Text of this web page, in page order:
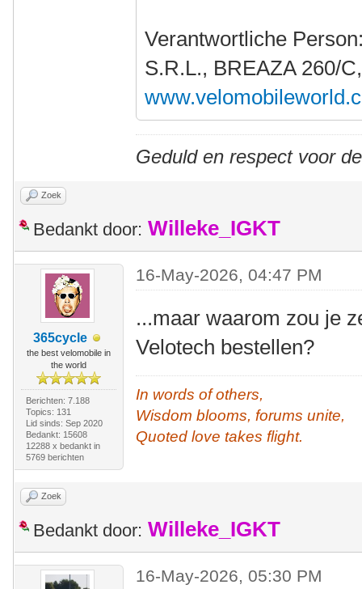
Verantwortliche
S.R.L., BREAZA 260/
Geduld en respect voor
Zoek
Bedankt door: Willeke_IGKT
365cycle
the best velomobile in
the world
Berichten: 7.188
Topics: 131
Lid sinds: Sep 2020
Bedankt: 15608
12288 x bedankt in
5769 berichten
16-May-2026, 04:47 PM
...maar waarom zou je
Velotech bestellen?
In words of others,
Wisdom blooms, forums unite,
Quoted love takes flight.
Zoek
Bedankt door: Willeke_IGKT
16-May-2026, 05:30 PM